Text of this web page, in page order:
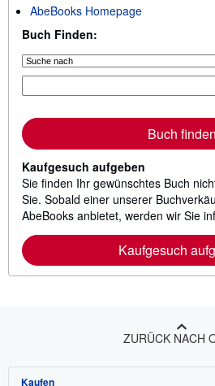
AbeBooks Homepage
Buch Finden:
Buch finden
Kaufgesuch aufgeben
Sie finden Ihr gewünschtes Buch
Sie. Sobald einer unserer
AbeBooks anbietet, werden wir Sie
Kaufgesuch
ZURÜCK NACH
Kaufen